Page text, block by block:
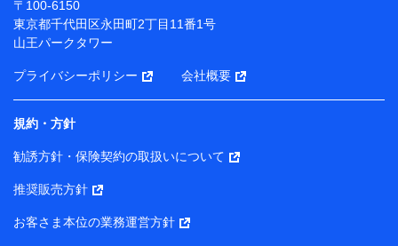
（各サービスで取得したサービス利用履歴、ウェブサイ
トの閲覧履歴、購買履歴、ご契約内容等のパーソナルデ
ータを分析して、お客さまの趣味・嗜好・傾向に応じた
サービス・商品等に関するご提案や広告の配信等を行う
ことがあります。）
各種セミナーの開催のため
コンサルティングサービスの実施のため
アンケートやキャンペーン等の実施のため
上記に係る案内・手続き・管理等付帯業務を行うため
所・代表者名】
〒100-6150
東京都千代田区永田町2丁目11番1号
山王パークタワー
プライバシーポリシー 会社概要
規約・方針
勧誘方針・保険契約の取扱いについて
推奨販売方針
お客さま本位の業務運営方針